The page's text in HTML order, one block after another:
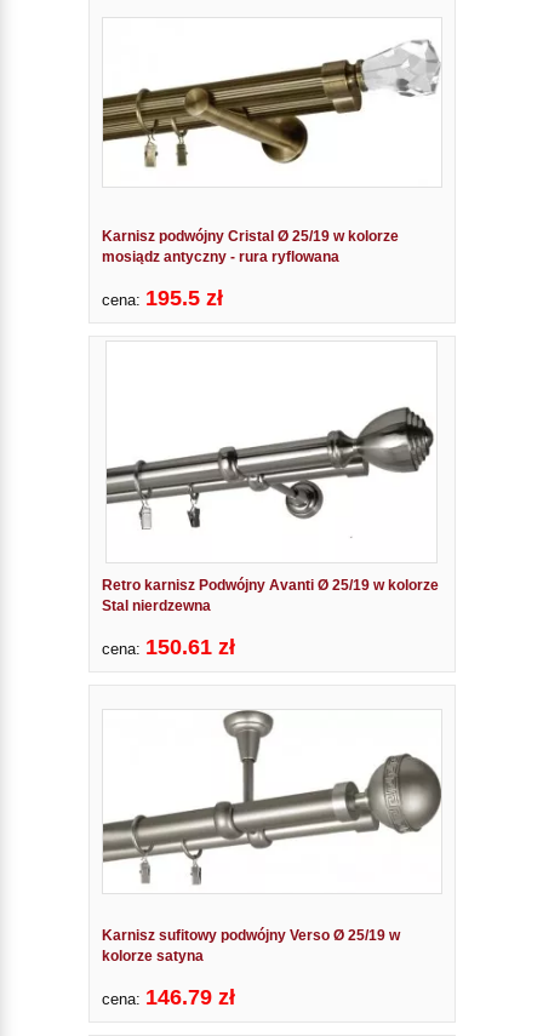
Karnisz podwójny Cristal Ø 25/19 w kolorze
mosiądz antyczny - rura ryflowana
cena: 195.5 zł
Retro karnisz Podwójny Avanti Ø 25/19 w kolorze
Stal nierdzewna
cena: 150.61 zł
Karnisz sufitowy podwójny Verso Ø 25/19 w
kolorze satyna
cena: 146.79 zł